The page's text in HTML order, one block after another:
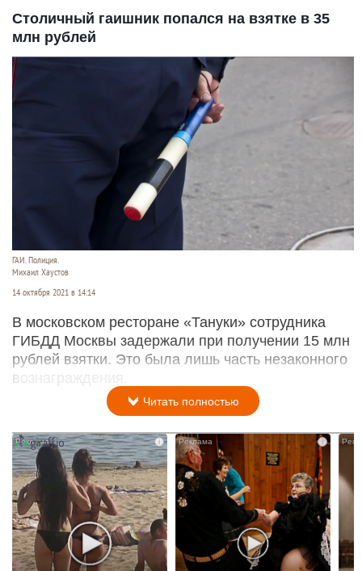
Столичный гаишник попался на взятке в 35
млн рублей
ГАИ. Полиция.
Михаил Хаустов
14 октября 2021 в 14:14
В московском ресторане «Тануки» сотрудника
ГИБДД Москвы задержали при получении 15 млн
рублей взятки. Это была лишь часть незаконного
вознаграждения.
Читать полностью
i